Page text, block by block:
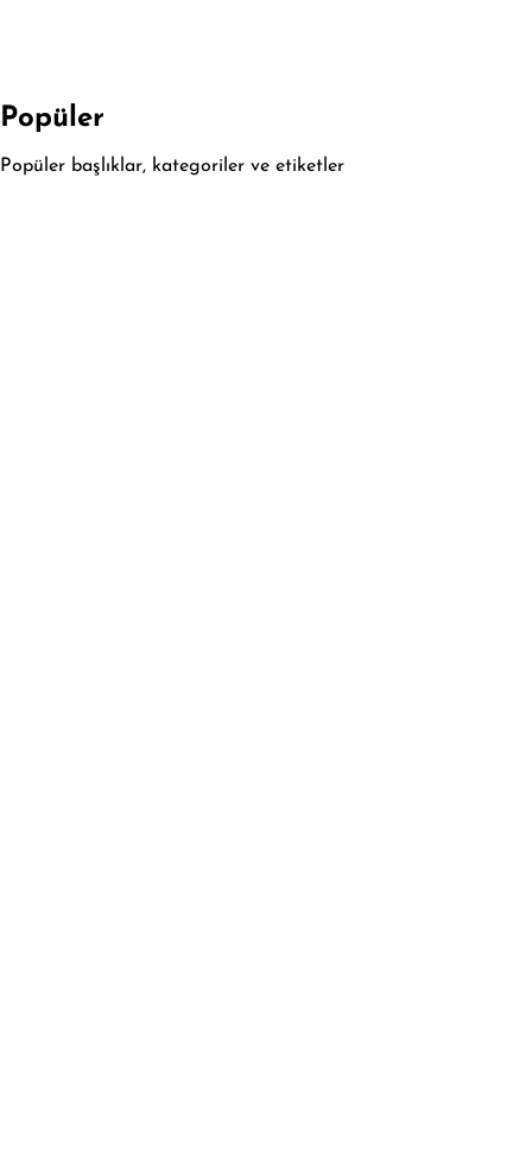
Popüler
Popüler başlıklar, kategoriler ve etiketler